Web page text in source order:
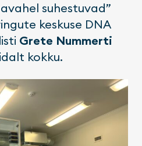
suhestuvad”
keskuse DNA
Grete Nummerti
kokku.